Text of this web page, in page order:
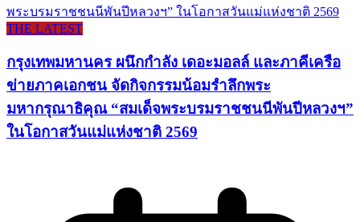
THE LATEST
กรุงเทพมหานคร ผนึกกำลัง เดอะมอลล์ และภาคีเครือ
ข่ายภาคเอกชน จัดกิจกรรมน้อมรำลึกพระ
มหากรุณาธิคุณ “สมเด็จพระบรมราชชนนีพันปีหลวงฯ”
ในโอกาสวันแม่แห่งชาติ 2569